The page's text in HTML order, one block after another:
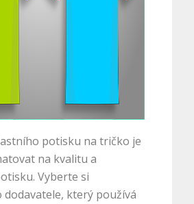
potisku na tričko je
na kvalitu a
Vyberte si
dodavatele, který používá